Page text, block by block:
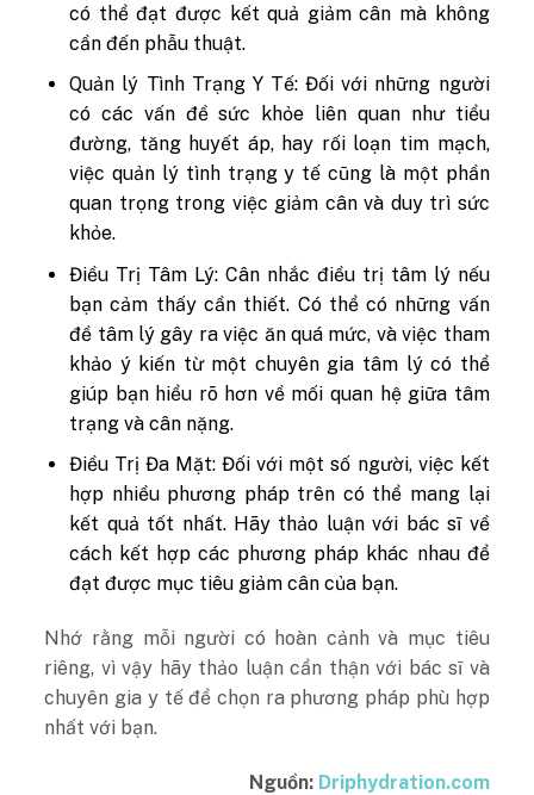
có thể đạt được kết quả giảm cân mà không
cần đến phẫu thuật.
Quản lý Tình Trạng Y Tế: Đối với những người
có các vấn đề sức khỏe liên quan như tiểu
đường, tăng huyết áp, hay rối loạn tim mạch,
việc quản lý tình trạng y tế cũng là một phần
quan trọng trong việc giảm cân và duy trì sức
khỏe.
Điều Trị Tâm Lý: Cân nhắc điều trị tâm lý nếu
bạn cảm thấy cần thiết. Có thể có những vấn
đề tâm lý gây ra việc ăn quá mức, và việc tham
khảo ý kiến ​​từ một chuyên gia tâm lý có thể
giúp bạn hiểu rõ hơn về mối quan hệ giữa tâm
trạng và cân nặng.
Điều Trị Đa Mặt: Đối với một số người, việc kết
hợp nhiều phương pháp trên có thể mang lại
kết quả tốt nhất. Hãy thảo luận với bác sĩ về
cách kết hợp các phương pháp khác nhau để
đạt được mục tiêu giảm cân của bạn.
Nhớ rằng mỗi người có hoàn cảnh và mục tiêu
riêng, vì vậy hãy thảo luận cẩn thận với bác sĩ và
chuyên gia y tế để chọn ra phương pháp phù hợp
nhất với bạn.
Nguồn: Driphydration.com